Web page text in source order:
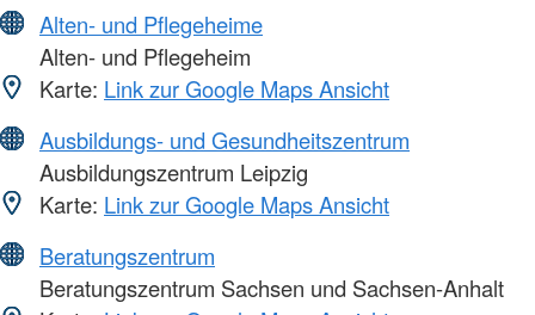
Alten- und Pflegeheime
Alten- und Pflegeheim
Karte: Link zur Google Maps Ansicht
Ausbildungs- und Gesundheitszentrum
Ausbildungszentrum Leipzig
Karte: Link zur Google Maps Ansicht
Beratungszentrum
Beratungszentrum Sachsen und Sachsen-Anhalt